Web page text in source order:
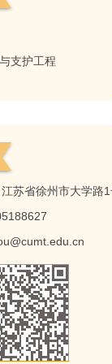
支护工程
江苏省徐州市大学路